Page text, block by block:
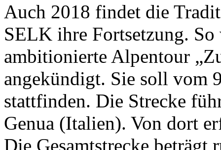
Auch 2018 findet die
SELK ihre Fortsetzung.
ambitionierte Alpentour
angekündigt. Sie soll vom
stattfinden. Die Strecke
Genua (Italien). Von dort
Die Gesamtstrecke